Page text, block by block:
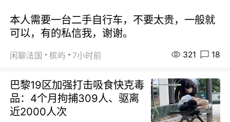
本人需要一台二手自行车，不要太贵，一般就
可以，有的私信我，谢谢。
闲聊法国 槟屿 7小时前 321 18
巴黎19区加强打击吸食快克毒
品：4个月拘捕309人、驱离
近2000人次